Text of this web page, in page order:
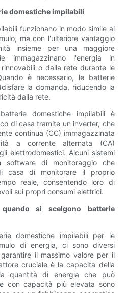
domestiche impilabili
funzionano in modo simile ai
ma con l'ulteriore vantaggio
insieme per una maggiore
immagazzinano l'energia in
o dalla rete durante le
è necessario, le batterie
la domanda, riducendo la
dalla rete.
domestiche impilabili è
di casa tramite un inverter, che
continua (CC) immagazzinata
a corrente alternata (CA)
elettrodomestici. Alcuni sistemi
di monitoraggio che
casa di monitorare il proprio
reale, consentendo loro di
sui propri consumi elettrici.
si scelgono batterie
domestiche impilabili per le
di energia, ci sono diversi
il massimo valore per il
cruciale è la capacità della
quantità di energia che può
con capacità più elevata sono